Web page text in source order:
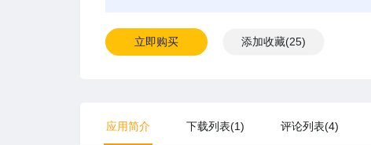
立即购买 添加收藏(25)
应用简介 下载列表(1) 评论列表(4)